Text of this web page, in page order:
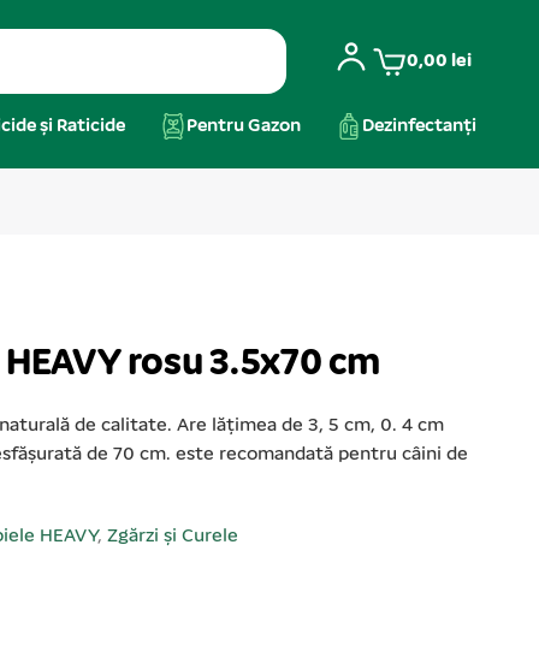
0,00 lei
și Raticide Pentru Gazon Dezinfectanți
rosu 3.5x70 cm
de calitate. Are lățimea de 3, 5 cm, 0. 4 cm
de 70 cm. este recomandată pentru câini de
HEAVY, Zgărzi și Curele